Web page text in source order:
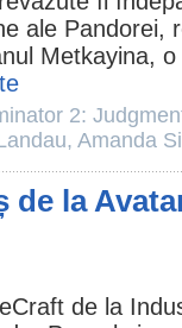
ale Pandorei,
Metkayina,
2:
, Amanda
la
de la